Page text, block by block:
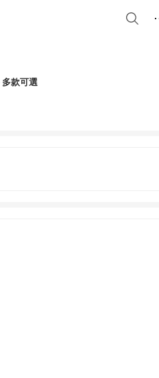
【萬盛達】姚記 撲克牌 100副入 /件 NO.3016 - 多款可選